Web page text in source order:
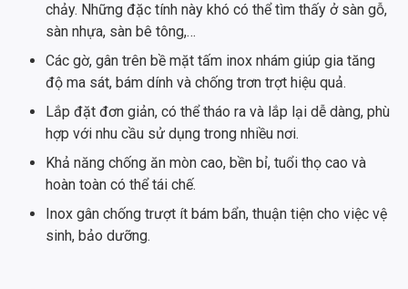
chảy. Những đặc tính này khó có thể tìm thấy ở sàn gỗ,
sàn nhựa, sàn bê tông,…
Các gờ, gân trên bề mặt tấm inox nhám giúp gia tăng
độ ma sát, bám dính và chống trơn trợt hiệu quả.
Lắp đặt đơn giản, có thể tháo ra và lắp lại dễ dàng, phù
hợp với nhu cầu sử dụng trong nhiều nơi.
Khả năng chống ăn mòn cao, bền bỉ, tuổi thọ cao và
hoàn toàn có thể tái chế.
Inox gân chống trượt ít bám bẩn, thuận tiện cho việc vệ
sinh, bảo dưỡng.